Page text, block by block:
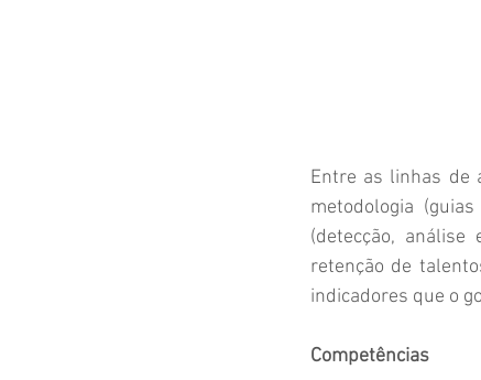
Entre as linhas de
metodologia
(detecção, análise
retenção de
indicadores que o
Competências